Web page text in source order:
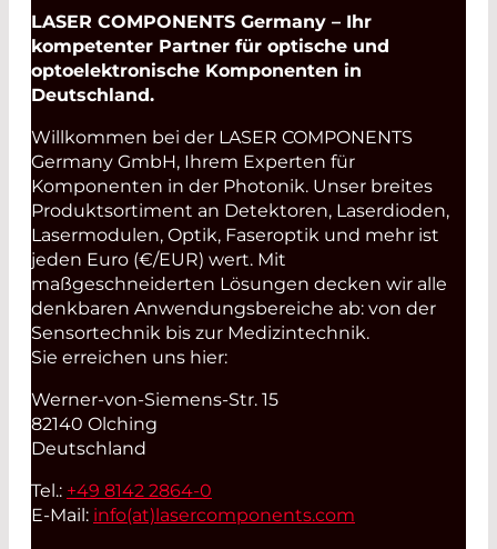
LASER COMPONENTS Germany – Ihr
kompetenter Partner für optische und
optoelektronische Komponenten in
Deutschland.
Willkommen bei der LASER COMPONENTS
Germany GmbH, Ihrem Experten für
Komponenten in der Photonik. Unser breites
Produktsortiment an Detektoren, Laserdioden,
Lasermodulen, Optik, Faseroptik und mehr ist
jeden Euro (€/EUR) wert. Mit
maßgeschneiderten Lösungen decken wir alle
denkbaren Anwendungsbereiche ab: von der
Sensortechnik bis zur Medizintechnik.
Sie erreichen uns hier:
Werner-von-Siemens-Str. 15
82140 Olching
Deutschland
Tel.: +49 8142 2864-0
E-Mail: info(at)lasercomponents.com